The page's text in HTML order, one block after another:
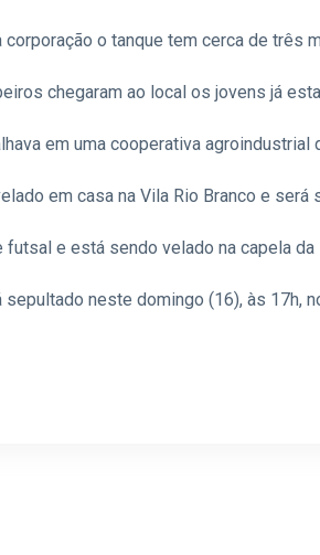
corporação o tanque tem cerca de três
chegaram ao local os jovens já
em uma cooperativa
em casa na Vila Rio Branco e
futsal e está sendo velado na capela da
sepultado neste domingo (16), às 17h,